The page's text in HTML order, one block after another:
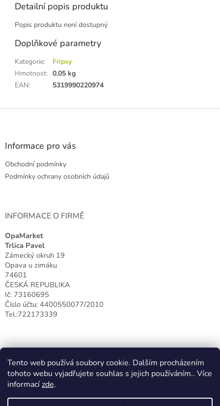
Tento web používá soubory cookie. Dalším procházením
tohoto webu vyjadřujete souhlas s jejich používáním.. Více
informacízde.
Detailní popis produktu
Popis produktu není dostupný
Doplňkové parametry
Kategorie:
Fripsy
Hmotnost: 0.05 kg
EAN: 5319990220974
Z
Informace pro vás
Obchodní podmínky
Podmínky ochrany osobních údajů
INFORMACE O FIRMĚ
OpaMarket
Trlica Pavel
Zámecký okruh 19
Opava u zimáku
74601
ČESKÁ REPUBLIKA
Ič: 73160695
Číslo účtu: 4400550077/2010
Tel.:722173339